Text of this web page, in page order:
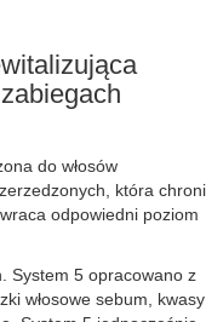
do włosów
która chroni
odpowiedni poziom
System 5 opracowano z
włosowe sebum, kwasy